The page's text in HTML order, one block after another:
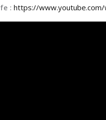
: https://www.youtube.com/